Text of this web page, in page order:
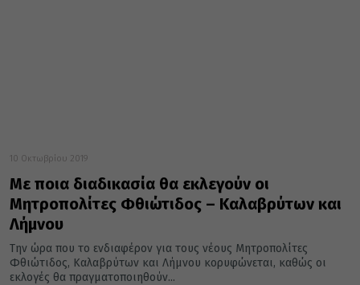
10 Οκτωβρίου 2019
Με ποια διαδικασία θα εκλεγούν οι
Μητροπολίτες Φθιώτιδος – Καλαβρύτων και
Λήμνου
Την ώρα που το ενδιαφέρον για τους νέους Μητροπολίτες
Φθιώτιδος, Καλαβρύτων και Λήμνου κορυφώνεται, καθώς οι
εκλογές θα πραγματοποιηθούν...